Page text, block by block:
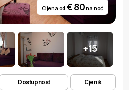
Cijena od € 80na noć
+15
Dostupnost Cjenik